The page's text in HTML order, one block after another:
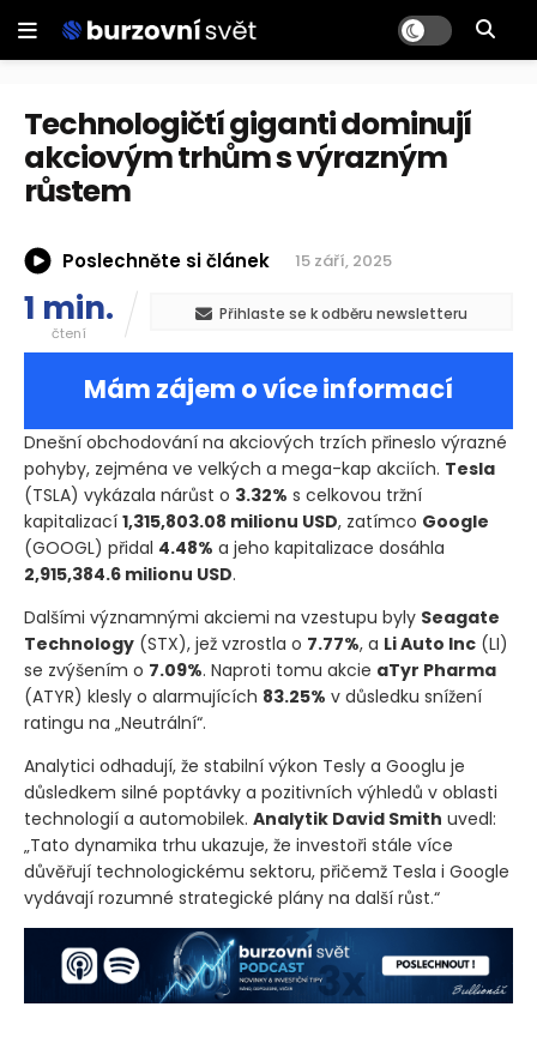
Technologičtí giganti dominují
akciovým trhům s výrazným
růstem
Poslechněte si článek 15 září, 2025
1 min.
čtení
Přihlaste se k odběru newsletteru
Mám zájem o více informací
Dnešní obchodování na akciových trzích přineslo výrazné
pohyby, zejména ve velkých a mega-kap akciích. Tesla
(TSLA) vykázala nárůst o 3.32% s celkovou tržní
kapitalizací 1,315,803.08 milionu USD, zatímco Google
(GOOGL) přidal 4.48% a jeho kapitalizace dosáhla
2,915,384.6 milionu USD.
Dalšími významnými akciemi na vzestupu byly Seagate
Technology (STX), jež vzrostla o 7.77%, a Li Auto Inc (LI)
se zvýšením o 7.09%. Naproti tomu akcie aTyr Pharma
(ATYR) klesly o alarmujících 83.25% v důsledku snížení
ratingu na „Neutrální“.
Analytici odhadují, že stabilní výkon Tesly a Googlu je
důsledkem silné poptávky a pozitivních výhledů v oblasti
technologií a automobilek. Analytik David Smith uvedl:
„Tato dynamika trhu ukazuje, že investoři stále více
důvěřují technologickému sektoru, přičemž Tesla i Google
vydávají rozumné strategické plány na další růst.“